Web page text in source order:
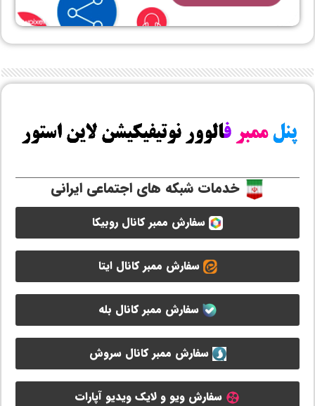
خدمات شبکه های اجتماعی ایرانی
سفارش ممبر کانال روبیکا
سفارش ممبر کانال ایتا
سفارش ممبر کانال بله
سفارش ممبر کانال سروش
سفارش ویو و لایک ویدیو آپارات